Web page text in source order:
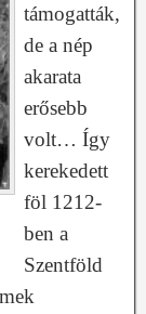
támogatták,
de a nép
akarata
erősebb
volt… Így
kerekedett
föl 1212-
ben a
Szentföld